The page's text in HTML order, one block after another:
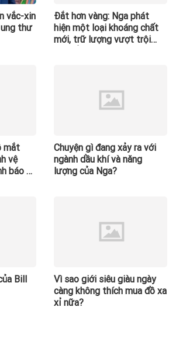
vắc-xin
thư
Đắt hơn vàng: Nga phát
hiện một loại khoáng chất
mới, trữ lượng vượt trội
mắt
vệ
báo về
Chuyện gì đang xảy ra với
ngành dầu khí và năng
lượng của Nga?
Bill
Vì sao giới siêu giàu ngày
càng không thích mua đồ xa
xỉ nữa?